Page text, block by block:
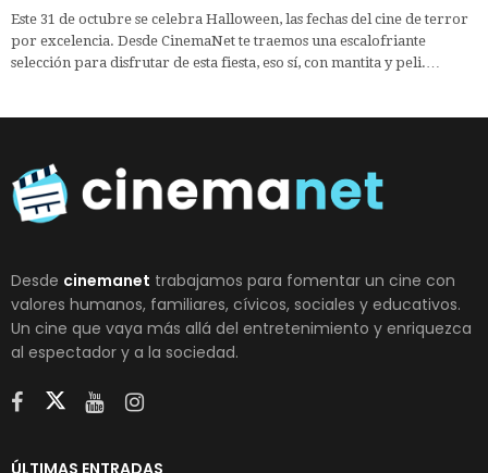
Este 31 de octubre se celebra Halloween, las fechas del cine de terror
por excelencia. Desde CinemaNet te traemos una escalofriante
selección para disfrutar de esta fiesta, eso sí, con mantita y peli.…
Desde cinemanet trabajamos para fomentar un cine con
valores humanos, familiares, cívicos, sociales y educativos.
Un cine que vaya más allá del entretenimiento y enriquezca
al espectador y a la sociedad.
ÚLTIMAS ENTRADAS